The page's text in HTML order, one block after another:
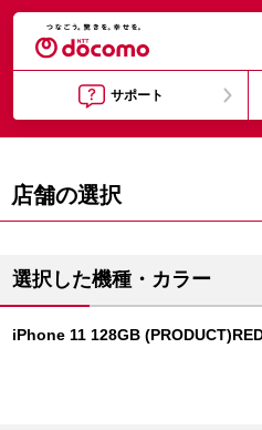
サポート
店舗の選択
選択した機種・カラー
iPhone 11 128GB